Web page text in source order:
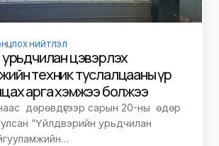
НИЙТЛЭЛ
урьдчилан цэвэрлэх
техник туслалцааны үр
арга хэмжээ болжээ
дөрөвдүгээр сарын 20-ны өдөр
“Үйлдвэрийн урьдчилан